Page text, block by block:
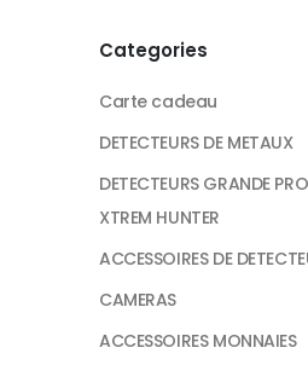
Categories
Carte cadeau
DETECTEURS DE METAUX
DETECTEURS GRANDE
XTREM HUNTER
ACCESSOIRES DE
CAMERAS
ACCESSOIRES MONNAIES